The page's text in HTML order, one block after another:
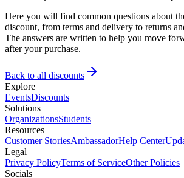
Here you will find common questions about
discount, from terms and delivery to returns
The answers are written to help you move
after your purchase.
Back to all discounts
Explore
EventsDiscounts
Solutions
OrganizationsStudents
Resources
Customer StoriesAmbassadorHelp Center
Legal
Privacy PolicyTerms of ServiceOther Policies
Socials